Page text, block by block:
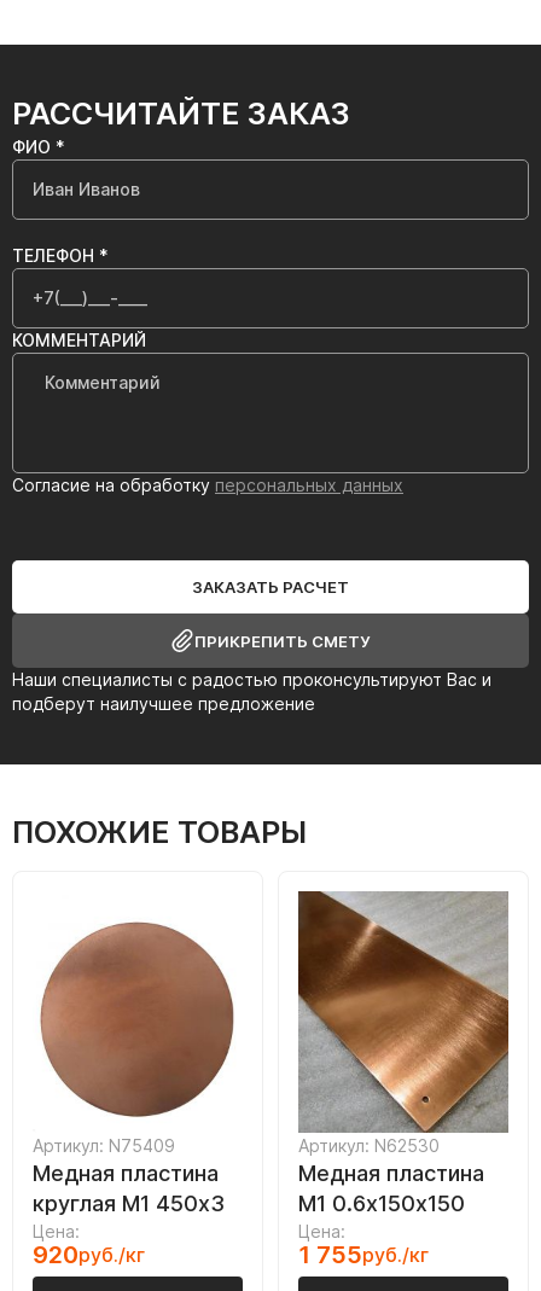
РАССЧИТАЙТЕ ЗАКАЗ
Наши специалисты с радостью проконсультируют Вас и
подберут наилучшее предложение
ФИО *
ТЕЛЕФОН *
КОММЕНТАРИЙ
Согласие на обработку персональных данных
ЗАКАЗАТЬ РАСЧЕТ
ПРИКРЕПИТЬ СМЕТУ
ПОХОЖИЕ ТОВАРЫ
Артикул: N75409
Медная пластина
круглая М1 450х3
Цена:
920руб./кг
Артикул: N62530
Медная пластина
М1 0.6х150х150
Цена:
1 755руб./кг